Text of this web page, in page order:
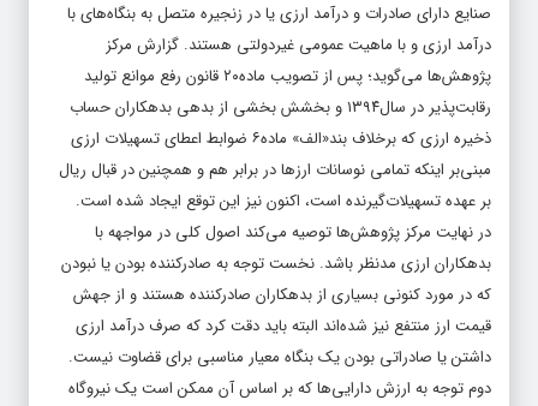
صنایع دارای صادرات و درآمد ارزی یا در زنجیره متصل به بنگاه‌های با
درآمد ارزی و با ماهیت عمومی غیردولتی هستند. گزارش مرکز
پژوهش‌ها می‌گوید؛ پس از تصویب ماده‌۲۰ قانون رفع موانع تولید
رقابت‌‌‌‌‌‌پذیر در سال‌۱۳۹۴ و بخشش بخشی از بدهی بدهکاران حساب
ذخیره ارزی که برخلاف بند‌«الف» ماده‌۶ ضوابط اعطای تسهیلات ارزی
مبنی‌بر اینکه تمامی نوسانات ارزها در برابر هم و همچنین در قبال ریال
بر عهده تسهیلات‌گیرنده است، اکنون نیز این توقع ایجاد شده است.
در نهایت مرکز پژوهش‌ها توصیه می‌کند اصول کلی در مواجهه با
بدهکاران ارزی مدنظر باشد. نخست توجه به صادرکننده بودن یا نبودن
که در مورد کنونی بسیاری از بدهکاران صادرکننده هستند و از جهش
قیمت ارز منتفع نیز شده‌‌‌‌‌‌اند البته باید دقت کرد که صرف درآمد ارزی
داشتن یا صادراتی بودن یک بنگاه معیار مناسبی برای قضاوت نیست.
دوم توجه به ارزش دارایی‌ها که بر اساس آن ممکن است یک نیروگاه